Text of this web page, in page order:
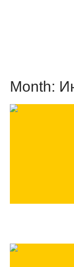
Month: